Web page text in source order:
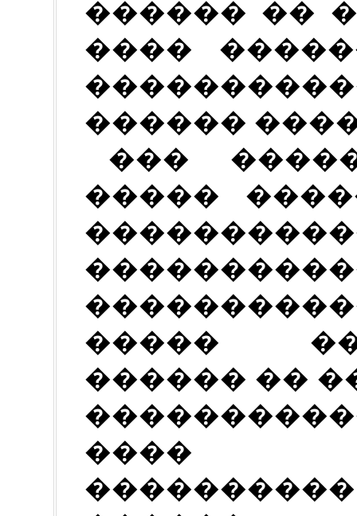
������ ��
����
������
���
�����
�����
������ ��
����